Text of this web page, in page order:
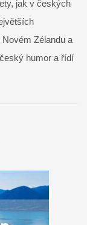
jak v českých
Zélandu a
humor a řídí